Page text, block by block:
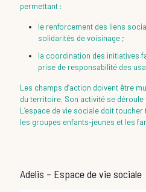
permettant :
le renforcement des liens
solidarités de voisinage ;
la coordination des initiatives
prise de responsabilité des
Les champs d’action doivent être
du territoire. Son activité se déroule
L’espace de vie sociale doit
les groupes enfants-jeunes et les
Adelis – Espace de vie sociale